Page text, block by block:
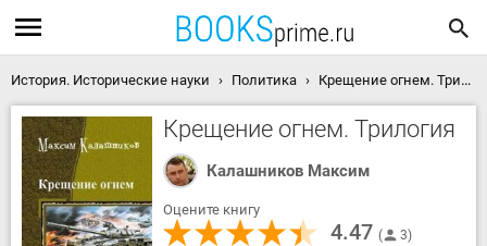
История. Исторические науки Политика Крещение огнем. Трилогия скачать книгу
Крещение огнем. Трилогия
Калашников Максим
Оцените книгу
4.47 3